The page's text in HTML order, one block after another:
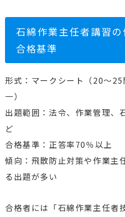
石綿作業主任者講習
合格基準
形式：マークシート（20〜
一）
出題範囲：法令、作業管理、
ど
合格基準：正答率70％以上
傾向：飛散防止対策や作業主
る出題が多い
合格者には「石綿作業主任者